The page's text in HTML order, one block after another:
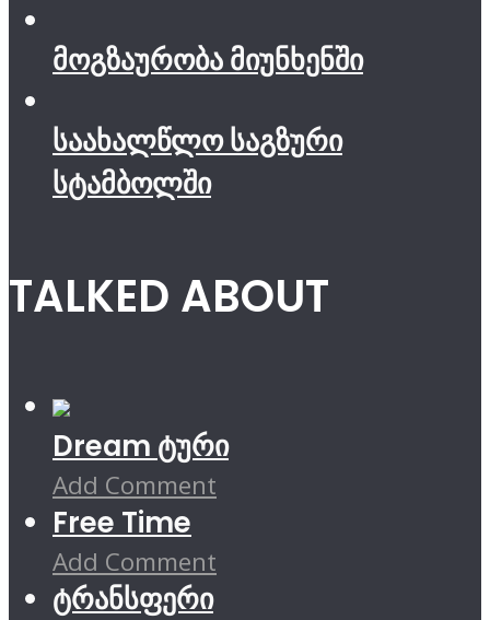
მოგზაურობა მიუნხენში
საახალწლო საგზური
სტამბოლში
TALKED ABOUT
Dream ტური
Add Comment
Free Time
Add Comment
ტრანსფერი